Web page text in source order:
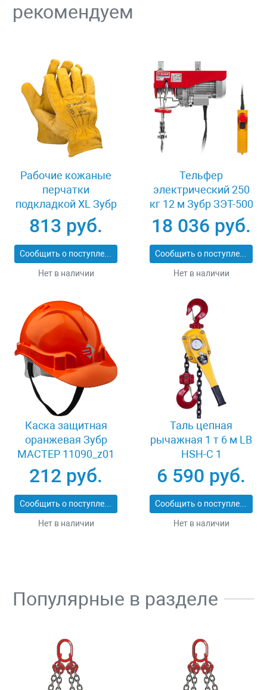
рекомендуем
Рабочие кожаные
перчатки
подкладкой XL Зубр
МАСТЕР 1135-XL
813 руб.
Сообщить о поступлении
Нет в наличии
Тельфер
электрический 250
кг 12 м Зубр ЗЭТ-500
18 036 руб.
Сообщить о поступлении
Нет в наличии
Каска защитная
оранжевая Зубр
МАСТЕР 11090_z01
212 руб.
Сообщить о поступлении
Нет в наличии
Таль цепная
рычажная 1 т 6 м LB
HSH-C 1
6 590 руб.
Сообщить о поступлении
Нет в наличии
Популярные в разделе